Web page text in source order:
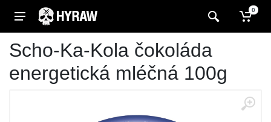
0
Scho-Ka-Kola čokoláda
energetická mléčná 100g